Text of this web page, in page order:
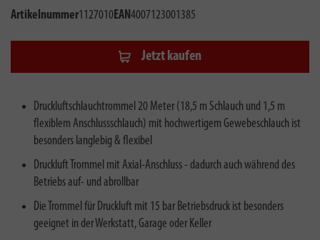
Artikelnummer1127010EAN4007123001385
Jetzt kaufen
Druckluftschlauchtrommel 20 Meter (18,5 m Schlauch und 1,5 m
flexiblem Anschlussschlauch) mit hochwertigem Gewebeschlauch ist
besonders langlebig & flexibel
Druckluft Trommel mit Axial-Anschluss - dadurch auch während des
Betriebs auf- und abrollbar
Die Trommel für Druckluft mit 15 bar Betriebsdruck ist besonders
geeignet in der Werkstatt, Garage oder Keller